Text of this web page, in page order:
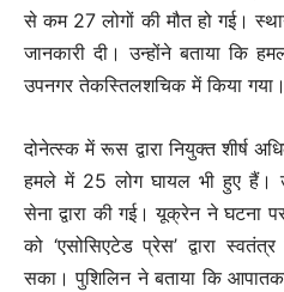
से कम 27 लोगों की मौत हो गई।
जानकारी दी। उन्होंने बताया कि
उपनगर तेकस्तिलशचिक में किया गया।
दोनेत्स्क में रूस द्वारा नियुक्त शीर्ष
हमले में 25 लोग घायल भी हुए हैं।
सेना द्वारा की गई। यूक्रेन ने घटना
को ‘एसोसिएटेड प्रेस’ द्वारा
सका। पुशिलिन ने बताया कि